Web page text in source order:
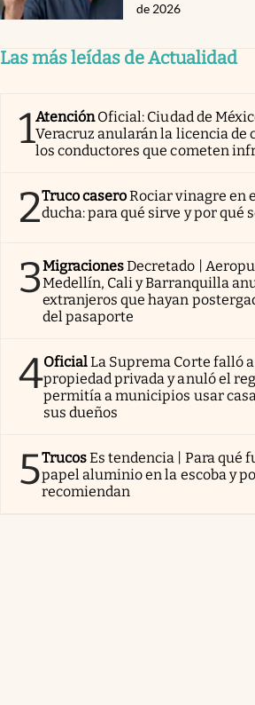
de 2026
Las más leídas de Actualidad
1AtenciónOficial: Ciudad de
Veracruz anularán la licencia de
los conductores que cometen
2Truco caseroRociar vinagre en
ducha: para qué sirve y por qué
3MigracionesDecretado |
Medellín, Cali y Barranquilla
extranjeros que hayan
del pasaporte
4OficialLa Suprema Corte falló
propiedad privada y anuló el
permitía a municipios usar
sus dueños
5TrucosEs tendencia | Para qué
papel aluminio en la escoba y
recomiendan